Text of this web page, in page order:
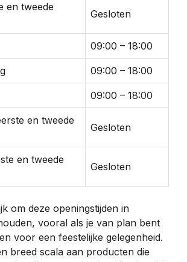
en tweede
Gesloten
09:00 – 18:00
09:00 – 18:00
09:00 – 18:00
en tweede
Gesloten
en tweede
Gesloten
om deze openingstijden in
vooral als je van plan bent
voor een feestelijke gelegenheid.
breed scala aan producten die